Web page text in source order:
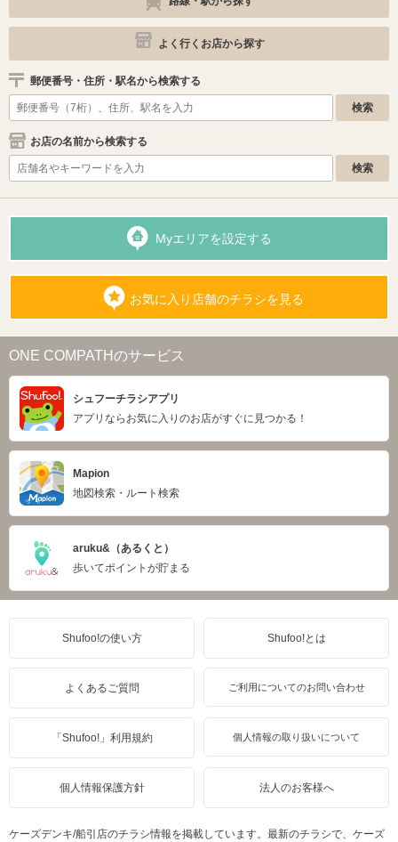
よく行くお店から探す
郵便番号・住所・駅名から検索する
お店の名前から検索する
Myエリアを設定する
お気に入り店舗のチラシを見る
ONE COMPATHのサービス
シュフーチラシアプリ
アプリならお気に入りのお店がすぐに見つかる！
Mapion
地図検索・ルート検索
aruku&（あるくと）
歩いてポイントが貯まる
Shufoo!の使い方 Shufoo!とは
よくあるご質問 ご利用についてのお問い合わせ
「Shufoo!」利用規約 個人情報の取り扱いについて
個人情報保護方針 法人のお客様へ
ケーズデンキ/船引店のチラシ情報を掲載しています。最新のチラシで、ケーズ